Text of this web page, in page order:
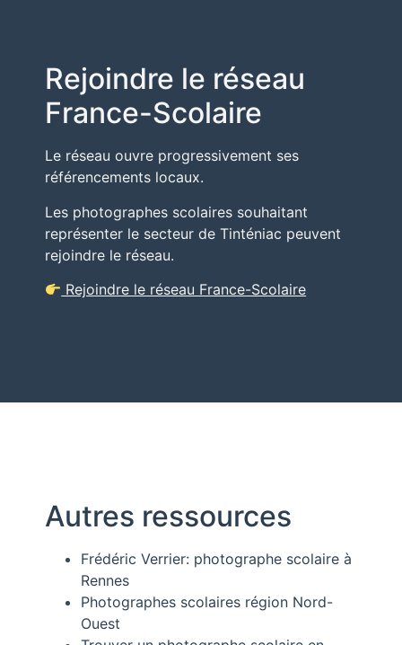
Rejoindre le réseau
France-Scolaire
Le réseau ouvre progressivement ses
référencements locaux.
Les photographes scolaires souhaitant
représenter le secteur de Tinténiac peuvent
rejoindre le réseau.
Rejoindre le réseau France-Scolaire
Autres ressources
Frédéric Verrier: photographe scolaire à
Rennes
Photographes scolaires région Nord-
Ouest